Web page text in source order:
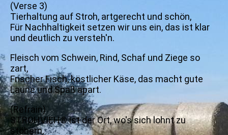
(Verse 3)
Tierhaltung auf Stroh, artgerecht und schön,
Für Nachhaltigkeit setzen wir uns ein, das ist klar
und deutlich zu versteh'n.
Fleisch vom Schwein, Rind, Schaf und Ziege so
zart,
Frischer Fisch, köstlicher Käse, das macht gute
Laune und Spaß apart.
(Refrain)
STROHVIEH® ist der Ort, wo's sich lohnt zu
stöbern,